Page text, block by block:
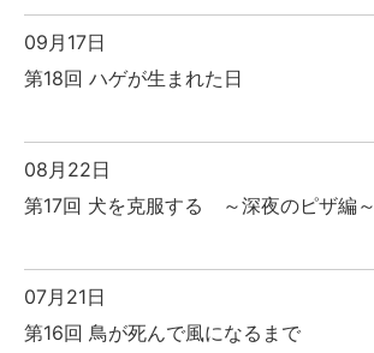
09月17日
第18回 ハゲが生まれた日
08月22日
第17回 犬を克服する ～深夜のピザ編～
07月21日
第16回 鳥が死んで風になるまで